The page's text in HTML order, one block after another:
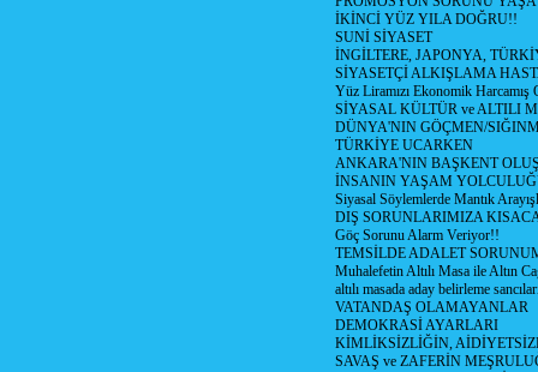
İKİNCİ YÜZ YILA DOĞRU!!
SUNİ SİYASET
İNGİLTERE, JAPONYA,
SİYASETÇİ ALKIŞLAMA
Yüz Liramızı Ekonomik Harcamış
SİYASAL KÜLTÜR ve ALTILI
DÜNYA'NIN GÖÇMEN/
TÜRKİYE UCARKEN
ANKARA'NIN BAŞKENT
İNSANIN YAŞAM
Siyasal Söylemlerde Mantık
DIŞ SORUNLARIMIZA
Göç Sorunu Alarm Veriyor!!
TEMSİLDE ADALET
Muhalefetin Altılı Masa ile Altın
altılı masada aday belirleme
VATANDAŞ OLAMAYANLAR
DEMOKRASİ AYARLARI
KİMLİKSİZLİĞİN,
SAVAŞ ve ZAFERİN